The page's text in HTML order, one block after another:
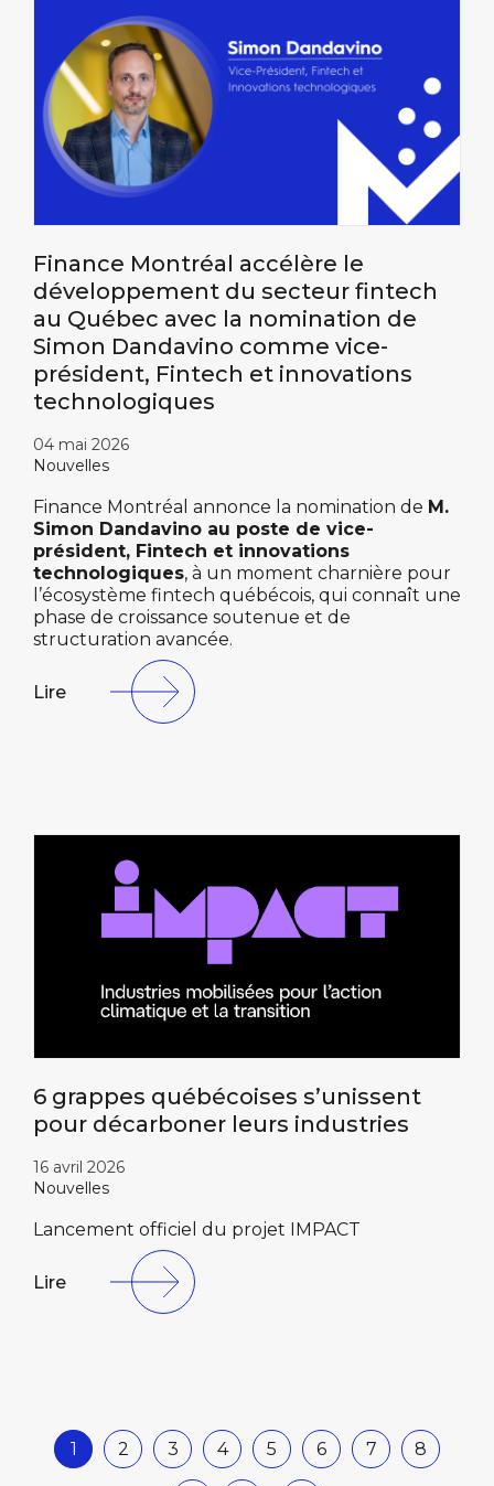
Finance Montréal accélère le
développement du secteur fintech
au Québec avec la nomination de
Simon Dandavino comme vice-
président, Fintech et innovations
technologiques
04 mai 2026
Nouvelles
Finance Montréal annonce la nomination de M.
Simon Dandavino au poste de vice-
président, Fintech et innovations
technologiques, à un moment charnière pour
l’écosystème fintech québécois, qui connaît une
phase de croissance soutenue et de
structuration avancée.
Lire
6 grappes québécoises s’unissent
pour décarboner leurs industries
16 avril 2026
Nouvelles
Lancement officiel du projet IMPACT
Lire
1 2 3 4 5 6 7 8